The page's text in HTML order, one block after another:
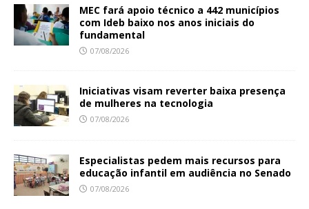
MEC fará apoio técnico a 442 municípios
com Ideb baixo nos anos iniciais do
fundamental
07/08/2026
Iniciativas visam reverter baixa presença
de mulheres na tecnologia
07/08/2026
Especialistas pedem mais recursos para
educação infantil em audiência no Senado
07/08/2026